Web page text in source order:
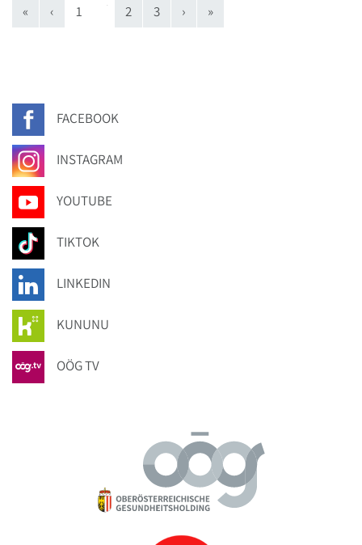
« ‹ 1 (current)
2 3 › »
FACEBOOK
INSTAGRAM
YOUTUBE
TIKTOK
LINKEDIN
KUNUNU
OÖG TV